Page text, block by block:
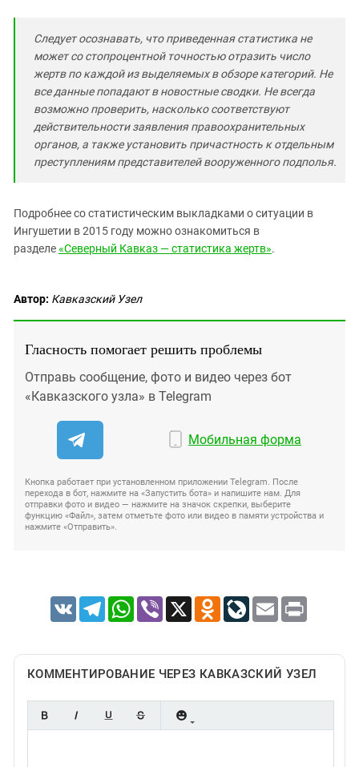
Следует осознавать, что приведенная статистика не
может со стопроцентной точностью отразить число
жертв по каждой из выделяемых в обзоре категорий. Не
все данные попадают в новостные сводки. Не всегда
возможно проверить, насколько соответствуют
действительности заявления правоохранительных
органов, а также установить причастность к отдельным
преступлениям представителей вооруженного подполья.
Подробнее со статистическим выкладками о ситуации в
Ингушетии в 2015 году можно ознакомиться в
разделе«Северный Кавказ — статистика жертв».
Автор: Кавказский Узел
Гласность помогает решить проблемы
Отправь сообщение, фото и видео через бот
«Кавказского узла» в Telegram
Мобильная форма
Кнопка работает при установленном приложении Telegram. После
перехода в бот, нажмите на «Запустить бота» и напишите нам. Для
отправки фото и видео — нажмите на значок скрепки, выберите
функцию «Файл», затем отметьте фото или видео в памяти устройства и
нажмите «Отправить».
VK TelegramWhatsApp
Viber X Odnoklassniki
LiveJournal
Email Print
КОММЕНТИРОВАНИЕ ЧЕРЕЗ КАВКАЗСКИЙ УЗЕЛ